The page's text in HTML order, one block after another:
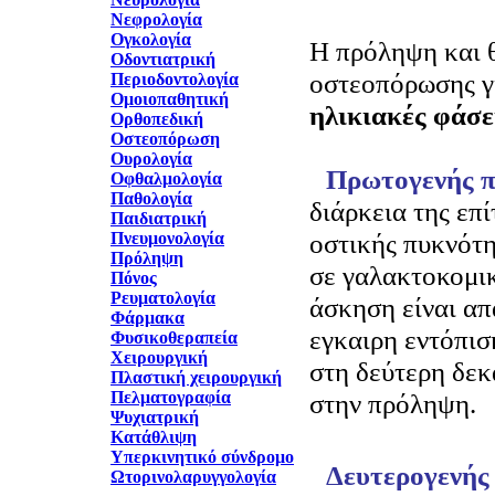
Νεφρολογία
Ογκολογία
Οδοντιατρική
Περιοδοντολογία
Ομοιοπαθητική
Ορθοπεδική
Οστεοπόρωση
Ουρολογία
Οφθαλμολογία
Παθολογία
Παιδιατρική
Πνευμονολογία
Πρόληψη
Πόνος
Ρευματολογία
Φάρμακα
Φυσικοθεραπεία
Χειρουργική
Πλαστική χειρουργική
Πελματογραφία
Ψυχιατρική
Κατάθλιψη
Υπερκινητικό σύνδρομο
Ωτορινολαρυγγολογία
Η πρόληψη και
οστεοπόρωσης
ηλικιακές
Πρωτογενής
διάρκεια της
οστικής
σε
άσκηση είναι
εγκαιρη
στη δεύτερη
στην πρόληψη.